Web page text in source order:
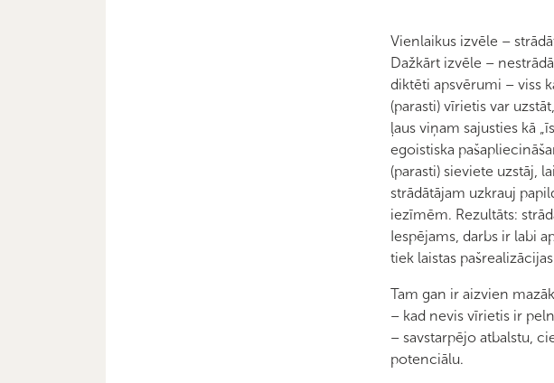
Vienlaikus izvēle –
Dažkārt izvēle –
diktēti apsvērumi – viss
(parasti) vīrietis var
ļaus viņam sajusties kā
egoistiska
(parasti) sieviete uzstāj,
strādātājam uzkrauj
iezīmēm. Rezultāts:
Iespējams, darbs ir labi
tiek laistas
Tam gan ir aizvien
– kad nevis vīrietis ir
– savstarpējo atbalstu,
potenciālu.